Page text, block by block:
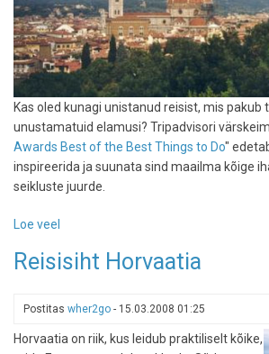
Kas oled kunagi unistanud reisist, mis pakub
unustamatuid elamusi? Tripadvisori
Awards Best of the Best Things to Do"
inspireerida ja suunata sind maailma kõige
seikluste juurde.
Loe veel
unistuste
Tripadvisori
parimate"
Reisisiht Horvaatia
Postitas wher2go - 15.03.2008 01:25
Horvaatia on riik, kus leidub praktiliselt kõike,